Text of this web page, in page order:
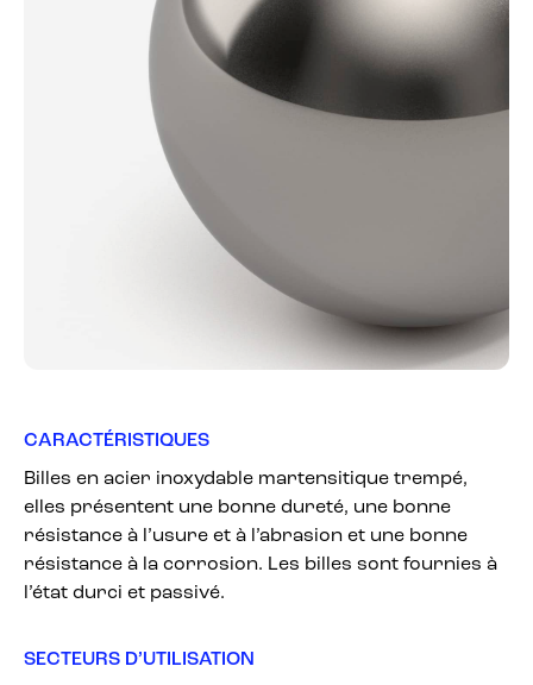
CARACTÉRISTIQUES
Billes en acier inoxydable martensitique trempé,
elles présentent une bonne dureté, une bonne
résistance à l’usure et à l’abrasion et une bonne
résistance à la corrosion. Les billes sont fournies à
l’état durci et passivé.
SECTEURS D’UTILISATION